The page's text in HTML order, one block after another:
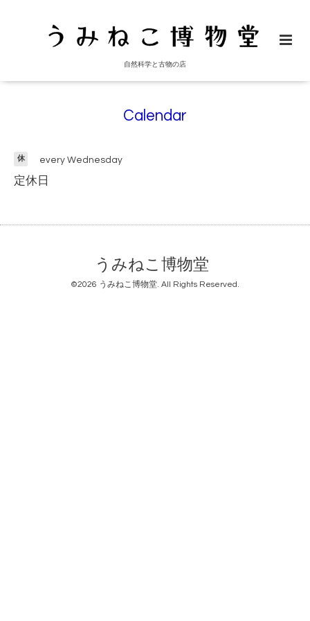
自然科学と古物の店
Calendar
休 every Wednesday
定休日
うみねこ博物堂
©2026 うみねこ博物堂. All Rights Reserved.